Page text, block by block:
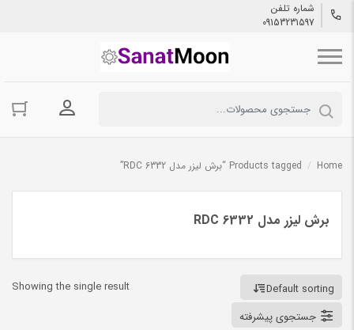
شماره تلفن
09153231597
ورود به
Home
/ Products tagged “برش لیزر مدل RDC 6332”
برش لیزر مدل RDC 6332
Showing the single result
Default sorting
جستجوی پیشرفته